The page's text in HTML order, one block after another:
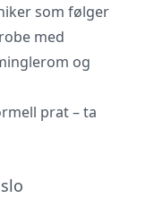
som følger
med
og
prat – ta